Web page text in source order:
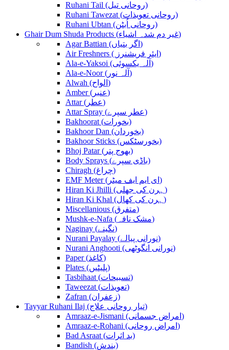
Ruhani Tail (روحانی تیل)
Ruhani Tawezat (روحانی تعویذات)
Ruhani Ubtan (روحانی اُبٹن)
Ghair Dum Shuda Products (غیر دم شدہ اشیاء)
Agar Battian (اگر بتیاں)
Air Freshners ( ایئر فریشنرز)
Ala-e-Yaksoi (آلہ یکسوئی)
Ala-e-Noor (آلہ نور)
Alwah (الواح)
Amber (عنبر)
Attar (عطر)
Attar Spray (عطر سپرے)
Bakhoorat (بخورات)
Bakhoor Dan (بخوردان)
Bakhoor Sticks (بخورسٹکس)
Bhoj Patar (بھوج پتر)
Body Sprays (باڈی سپرے)
Chiragh (چراغ)
EMF Meter (ای ایم ایف میٹر)
Hiran Ki Jhilli (ہرن کی جھلی)
Hiran Ki Khal (ہرن کی کھال)
Miscellanious (متفرق)
Mushk-e-Nafa (مشک نافہ)
Naginay (نگینے)
Nurani Payalay (نورانی پیالے)
Nurani Anghooti (نورانی انگوٹھی)
Paper (کاغذ)
Plates (پلیٹیں)
Tasbihaat (تسبیحات)
Taweezat (تعویذات)
Zafran (زعفران)
Tayyar Ruhani Ilaj (تیار روحانی علاج)
Amraaz-e-Jismani (امراض جسمانی)
Amraaz-e-Rohani (امراض روحانی)
Bad Asraat (بد اثرات)
Bandish (بندش)